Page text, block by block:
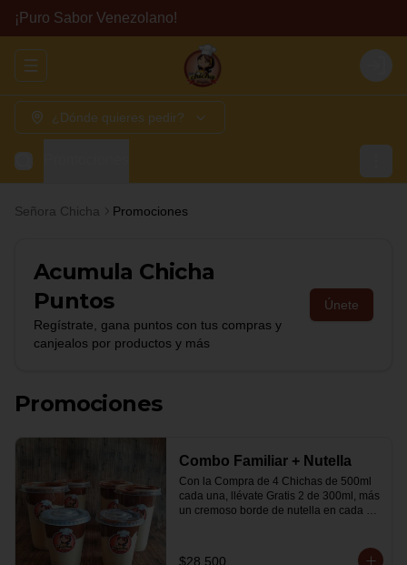
¡Puro Sabor Venezolano!
Abrir menu de navegación Login
¿Dónde quieres pedir?
Señora Chicha Promociones
Acumula Chicha
Puntos
Regístrate, gana puntos con tus compras y
canjealos por productos y más
Únete
Promociones
Combo Familiar + Nutella
Con la Compra de 4 Chichas de 500ml
cada una, llévate Gratis 2 de 300ml, más
un cremoso borde de nutella en cada
$28.500